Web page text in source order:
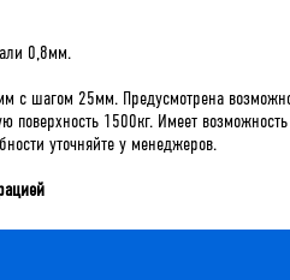
0,8мм.
с шагом 25мм. Предусмотрена
1500кг. Имеет
уточняйте у менеджеров.